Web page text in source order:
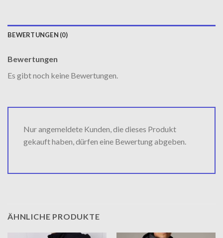
BEWERTUNGEN (0)
Bewertungen
Es gibt noch keine Bewertungen.
Nur angemeldete Kunden, die dieses Produkt
gekauft haben, dürfen eine Bewertung abgeben.
ÄHNLICHE PRODUKTE